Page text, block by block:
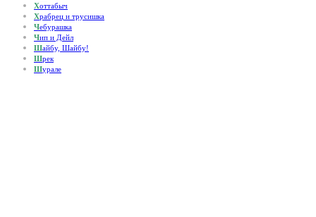
Хоттабыч
Храбрец и трусишка
Чебурашка
Чип и Дейл
Шайбу, Шайбу!
Шрек
Шурале